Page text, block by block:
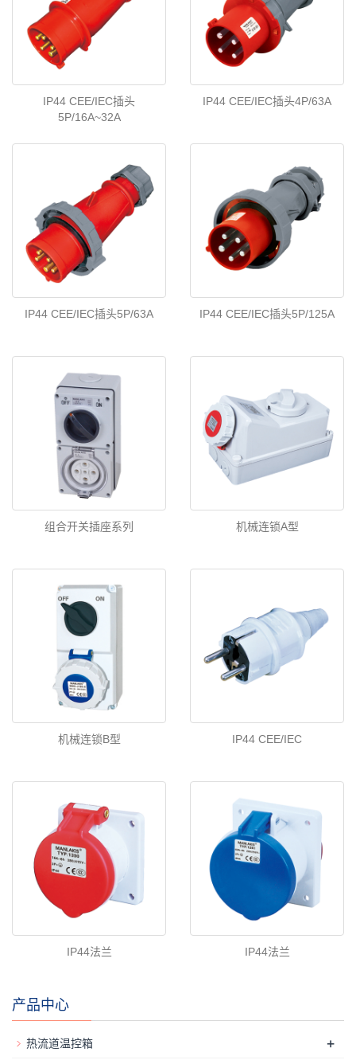
IP44 CEE/IEC插头
5P/16A~32A
IP44 CEE/IEC插头4P/63A
IP44 CEE/IEC插头5P/63A IP44 CEE/IEC插头5P/125A
组合开关插座系列 机械连锁A型
机械连锁B型 IP44 CEE/IEC
IP44法兰 IP44法兰
产品中心
热流道温控箱 +